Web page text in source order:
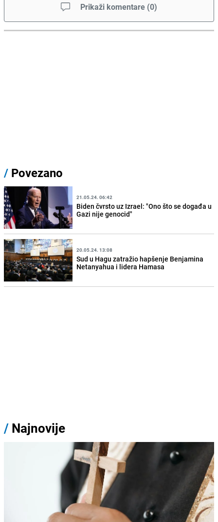
Prikaži komentare (0)
/ Povezano
21.05.24. 06:42
Biden čvrsto uz Izrael: "Ono što se događa u
Gazi nije genocid"
20.05.24. 13:08
Sud u Hagu zatražio hapšenje Benjamina
Netanyahua i lidera Hamasa
/ Najnovije